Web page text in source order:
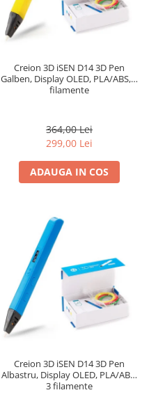
Creion 3D iSEN D14 3D Pen
Galben, Display OLED, PLA/ABS, 3
filamente
364,00 Lei
299,00 Lei
ADAUGA IN COS
Creion 3D iSEN D14 3D Pen
Albastru, Display OLED, PLA/ABS,
3 filamente